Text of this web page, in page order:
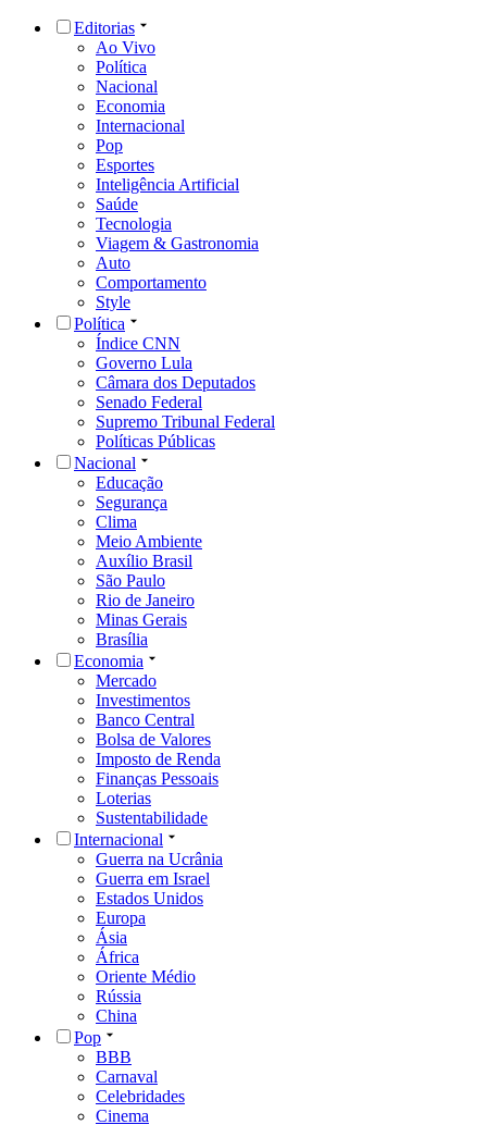
Editorias
Ao Vivo
Política
Nacional
Economia
Internacional
Pop
Esportes
Inteligência Artificial
Saúde
Tecnologia
Viagem & Gastronomia
Auto
Comportamento
Style
Política
Índice CNN
Governo Lula
Câmara dos Deputados
Senado Federal
Supremo Tribunal Federal
Políticas Públicas
Nacional
Educação
Segurança
Clima
Meio Ambiente
Auxílio Brasil
São Paulo
Rio de Janeiro
Minas Gerais
Brasília
Economia
Mercado
Investimentos
Banco Central
Bolsa de Valores
Imposto de Renda
Finanças Pessoais
Loterias
Sustentabilidade
Internacional
Guerra na Ucrânia
Guerra em Israel
Estados Unidos
Europa
Ásia
África
Oriente Médio
Rússia
China
Pop
BBB
Carnaval
Celebridades
Cinema